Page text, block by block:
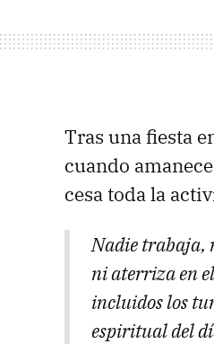
Tras una fiesta
cuando
cesa toda la
Nadie trabaja,
ni aterriza en
incluidos los
espiritual del